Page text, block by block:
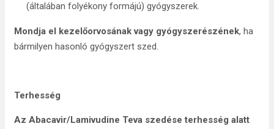
(általában folyékony formájú) gyógyszerek.
Mondja el kezelőorvosának vagy gyógyszerészének, ha
bármilyen hasonló gyógyszert szed.
Terhesség
Az Abacavir/Lamivudine Teva szedése terhesség alatt